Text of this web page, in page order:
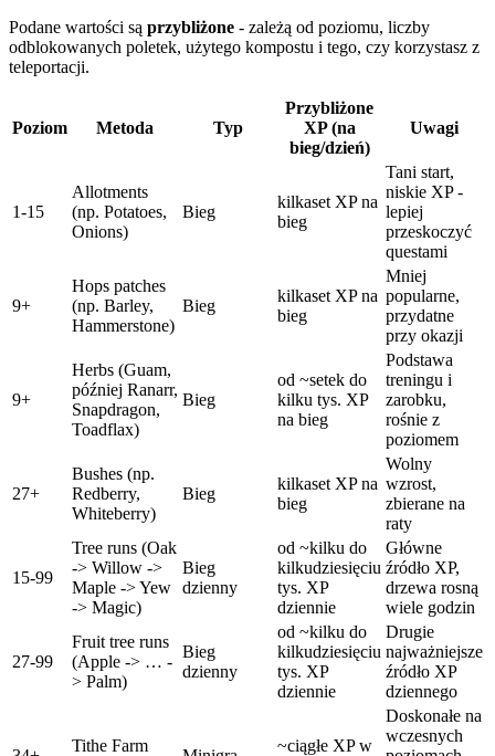
Podane wartości są przybliżone - zależą od poziomu, liczby
odblokowanych poletek, użytego kompostu i tego, czy korzystasz z
teleportacji.
Poziom Metoda Typ
Przybliżone
XP (na
bieg/dzień)
Uwagi
1-15
Allotments
(np. Potatoes,
Onions)
Bieg
kilkaset XP na
bieg
Tani start,
niskie XP -
lepiej
przeskoczyć
questami
9+
Hops patches
(np. Barley,
Hammerstone)
Bieg
kilkaset XP na
bieg
Mniej
popularne,
przydatne
przy okazji
9+
Herbs (Guam,
później Ranarr,
Snapdragon,
Toadflax)
Bieg
od ~setek do
kilku tys. XP
na bieg
Podstawa
treningu i
zarobku,
rośnie z
poziomem
27+
Bushes (np.
Redberry,
Whiteberry)
Bieg
kilkaset XP na
bieg
Wolny
wzrost,
zbierane na
raty
15-99
Tree runs (Oak
-> Willow ->
Maple -> Yew
-> Magic)
Bieg
dzienny
od ~kilku do
kilkudziesięciu
tys. XP
dziennie
Główne
źródło XP,
drzewa rosną
wiele godzin
27-99
Fruit tree runs
(Apple -> … -
> Palm)
Bieg
dzienny
od ~kilku do
kilkudziesięciu
tys. XP
dziennie
Drugie
najważniejsze
źródło XP
dziennego
Tithe Farm
~ciągłe XP w
Doskonałe na
wczesnych